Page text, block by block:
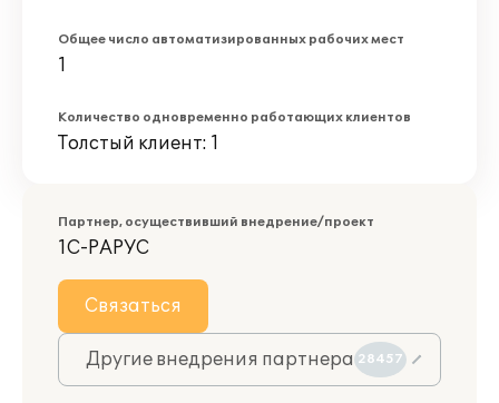
Общее число автоматизированных рабочих мест
1
Количество одновременно работающих клиентов
Толстый клиент: 1
Партнер, осуществивший внедрение/проект
1С-РАРУС
Связаться
Другие внедрения партнера 28457